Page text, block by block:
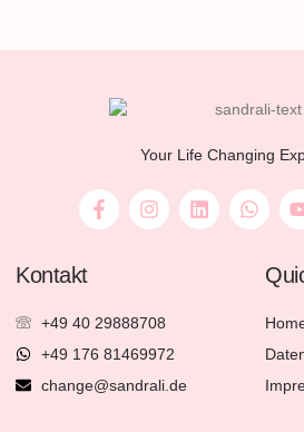
Your Life Changing
Kontakt
+49 40 29888708
+49 176 81469972
change@sandrali.de